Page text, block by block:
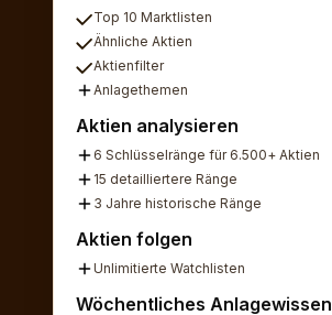
Top 10 Marktlisten
Ähnliche Aktien
Aktienfilter
Anlagethemen
Aktien analysieren
6 Schlüsselränge für 6.500+ Aktien
15 detailliertere Ränge
3 Jahre historische Ränge
Aktien folgen
Unlimitierte Watchlisten
Wöchentliches Anlagewissen